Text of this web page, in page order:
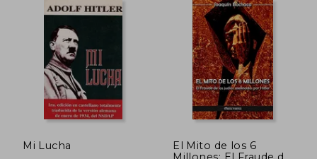
5% 5%
dcto.
Mi Lucha
El Mito de los 6